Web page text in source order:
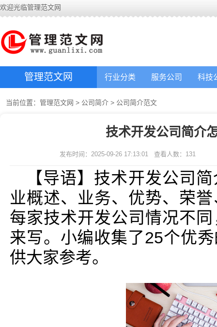
欢迎光临管理范文网
管理范文网 行业分类 服务公司 科技
当前位置： 管理范文网 > 公司简介 > 公司简介范文
技术开发公司简介
发布时间：2025-09-26 17:13:01 查看人数： 131
【导语】技术开发公司
业概述、业务、优势、荣
每家技术开发公司情况不
来写。小编收集了25个优
供大家参考。